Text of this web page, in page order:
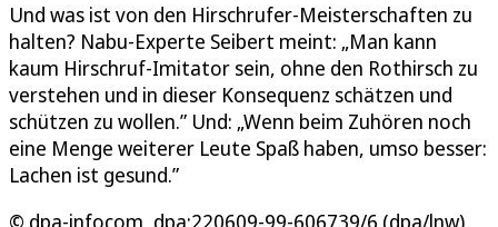
Und was ist von den Hirschrufer-Meisterschaften zu
halten? Nabu-Experte Seibert meint: „Man kann
kaum Hirschruf-Imitator sein, ohne den Rothirsch zu
verstehen und in dieser Konsequenz schätzen und
schützen zu wollen.” Und: „Wenn beim Zuhören noch
eine Menge weiterer Leute Spaß haben, umso besser:
Lachen ist gesund.”